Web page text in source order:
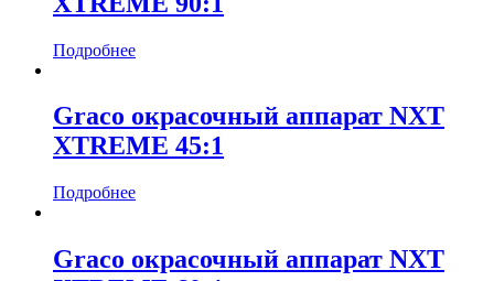
Подробнее
Graco окрасочный аппарат NXT
XTREME 45:1
Подробнее
Graco окрасочный аппарат NXT